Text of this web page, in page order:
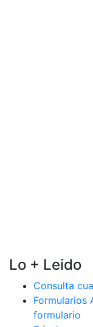
Lo + Leido
Consulta
Formularios
formulario